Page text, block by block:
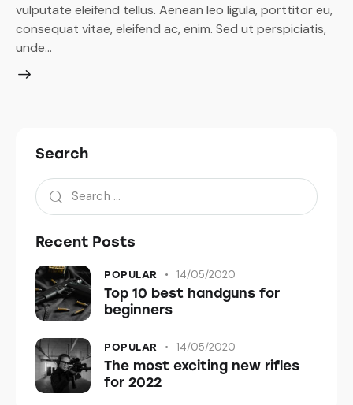
vulputate eleifend tellus. Aenean leo ligula, porttitor eu,
consequat vitae, eleifend ac, enim. Sed ut perspiciatis,
unde…
Search
Recent Posts
POPULAR 14/05/2020
Top 10 best handguns for
beginners
POPULAR 14/05/2020
The most exciting new rifles
for 2022